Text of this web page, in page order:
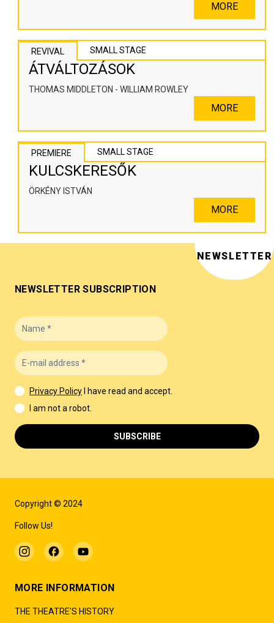
MORE
REVIVAL SMALL STAGE
ÁTVÁLTOZÁSOK
THOMAS MIDDLETON - WILLIAM ROWLEY
MORE
PREMIERE SMALL STAGE
KULCSKERESŐK
ÖRKÉNY ISTVÁN
MORE
Copyright © 2024
Follow Us!
MORE INFORMATION
THE THEATRE'S HISTORY
NEWSLETTER
NEWSLETTER SUBSCRIPTION
Privacy Policy
I have read and accept.
I am not a robot.
SUBSCRIBE